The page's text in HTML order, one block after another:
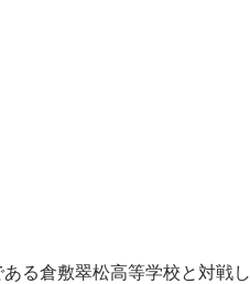
る倉敷翠松高等学校と対戦し